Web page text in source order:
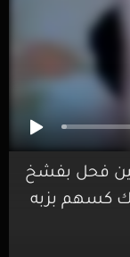
فحل بفشخ
كسهم بزبه